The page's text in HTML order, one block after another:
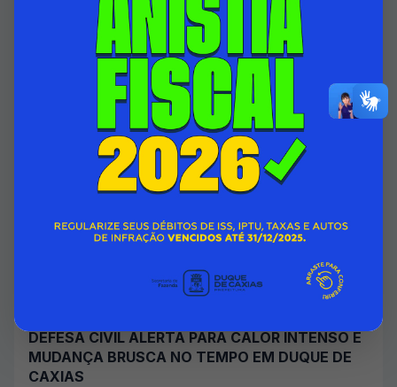
06/08/2026 00:00
SECRETARIA MUNICIPAL DE ASSISTÊNCIA SOCIAL E DIREITOS
Acessar Notícia
DEFESA CIVIL ALERTA PARA CALOR INTENSO E
MUDANÇA BRUSCA NO TEMPO EM DUQUE DE
CAXIAS